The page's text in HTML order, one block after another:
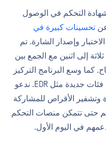
شهادة التحكم في الوصول
تحسينات كبيرة في
وإصدار الشارة. تم
إلى اثنين مع الجمع بين
كما وسع البرنامج التركيز
على مكافحة البرامج الضارة ليشمل فئات جديدة مثل EDR. ندعو
وتشفير الأقراص للمشاركة
حتى تتمكن منصات التحكم
في اليوم الأول.